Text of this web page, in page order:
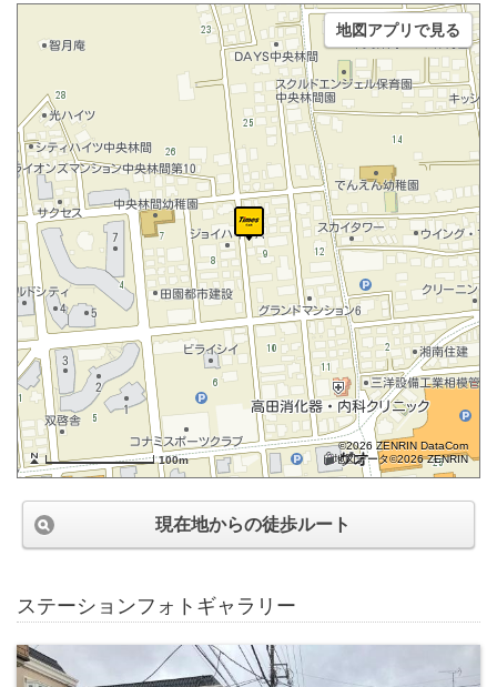
100m
©2026 ZENRIN DataCom
地図データ©2026 ZENRIN
地図アプリで見る
現在地からの徒歩ルート
ステーションフォトギャラリー